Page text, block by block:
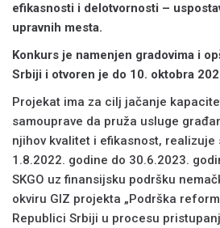
efikasnosti i delotvornosti –
upravnih mesta.
Konkurs je namenjen gradovima i
Srbiji i otvoren je do 10. oktobra
Projekat ima za cilj jačanje
samouprave da pruža usluge
njihov kvalitet i efikasnost, realizuje
1.8.2022. godine do 30.6.2023.
SKGO uz finansijsku podršku
okviru GIZ projekta „Podrška
Republici Srbiji u procesu